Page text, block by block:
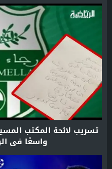
تسريب لائحة المكتب
واسعًا في